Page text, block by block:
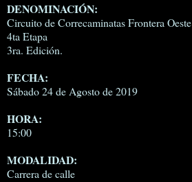
DENOMINACIÓN:
Circuito de Correcaminatas Frontera Oeste
4ta Etapa
3ra. Edición.
FECHA:
Sábado 24 de Agosto de 2019
HORA:
15:00
MODALIDAD:
Carrera de calle